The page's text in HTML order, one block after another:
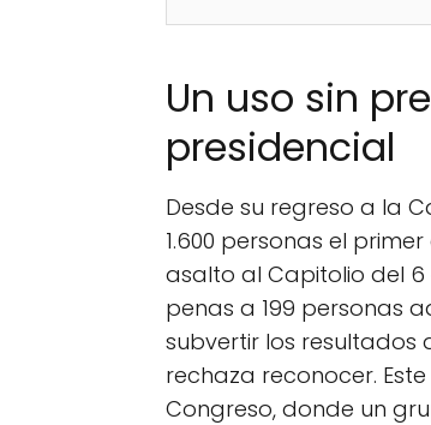
Un uso sin
presidencial
Desde su regreso a la
1.600 personas el
asalto al Capitolio del
penas a 199 personas
subvertir los resultados
rechaza reconocer.
Congreso, donde un